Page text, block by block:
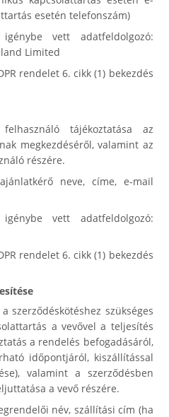
esetén telefonszám)
vett adatfeldolgozó:
Limited
rendelet 6. cikk (1) bekezdés
tájékoztatása az
megkezdéséről, valamint az
részére.
neve, címe, e-mail
vett adatfeldolgozó:
rendelet 6. cikk (1) bekezdés
szerződéskötéshez szükséges
a vevővel a teljesítés
a rendelés befogadásáról,
időpontjáról, kiszállítással
valamint a szerződésben
a vevő részére.
név, szállítási cím (ha